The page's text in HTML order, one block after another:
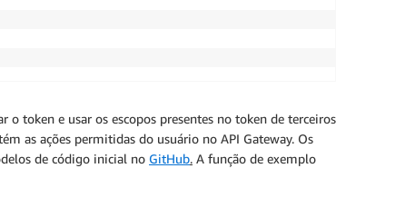
token e usar os escopos presentes no token de terceiros
as ações permitidas do usuário no API Gateway. Os
de código inicial no GitHub. A função de exemplo